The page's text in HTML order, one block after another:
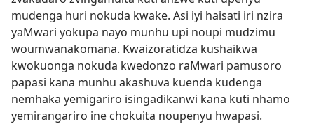
mudenga huri nokuda kwake. Asi iyi haisati iri nzira
yaMwari yokupa nayo munhu upi noupi mudzimu
woumwanakomana. Kwaizoratidza kushaikwa
kwokuonga nokuda kwedonzo raMwari pamusoro
papasi kana munhu akashuva kuenda kudenga
nemhaka yemigariro isingadikanwi kana kuti nhamo
yemirangariro ine chokuita noupenyu hwapasi.